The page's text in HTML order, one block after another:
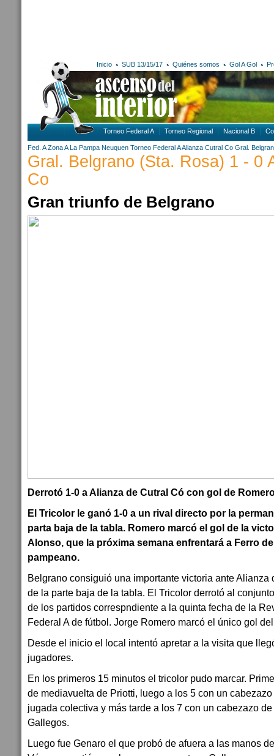
Inicio SUB 13/15/17 Quiénes somos Gol A Gol
Torneo Federal A Torneo Regional Nacional B
Fed. A Zona A La Pampa Neuquen Torneo Federal AAlianza Cutral Co Gral.
Gral. Belgrano (Sta. Rosa) 1 - 0
Co
Gran triunfo de Belgrano
Derrotó 1-0 a Alianza de Cutral Có con gol de
El Tricolor le ganó 1-0 a un rival directo por la
parta baja de la tabla. Romero marcó el gol de la
Alonso, que la próxima semana enfrentará a Ferro
pampeano.
Belgrano consiguió una importante victoria ante Alianza
de la parte baja de la tabla. El Tricolor derrotó al
de los partidos correspndiente a la quinta fecha de la
Federal A de fútbol. Jorge Romero marcó el único gol
Desde el inicio el local intentó apretar a la visita que
jugadores.
En los primeros 15 minutos el tricolor pudo marcar.
de mediavuelta de Priotti, luego a los 5 con un
jugada colectiva y más tarde a los 7 con un cabezazo
Gallegos.
Luego fue Genaro el que probó de afuera a las manos